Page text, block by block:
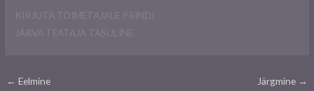
KIRJUTA TOIMETAJALE PRINDI
JÄRVA TEATAJA TASULINE
← Eelmine Järgmine →